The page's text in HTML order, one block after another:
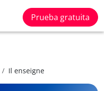
Prueba gratuita
Il enseigne